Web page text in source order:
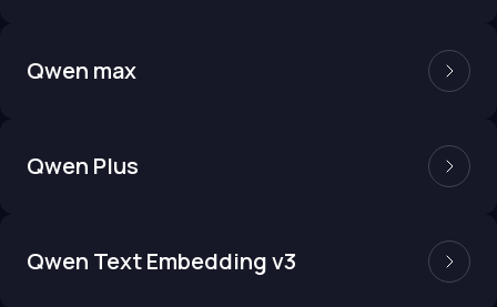
Qwen max
Qwen Plus
Qwen Text Embedding v3